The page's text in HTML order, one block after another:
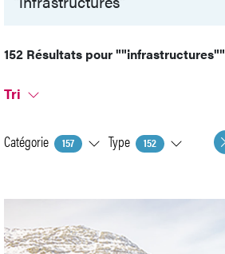
152 Résultats pour""infrastructures""
Tri
Catégorie 157 Type 152